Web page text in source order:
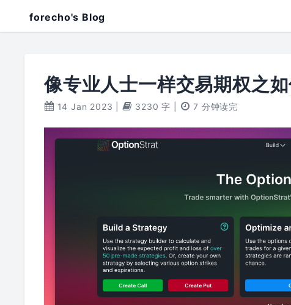
forecho's Blog
像专业人士一样交易期权之
14 Jan 2023 3230 字 7 分钟读完